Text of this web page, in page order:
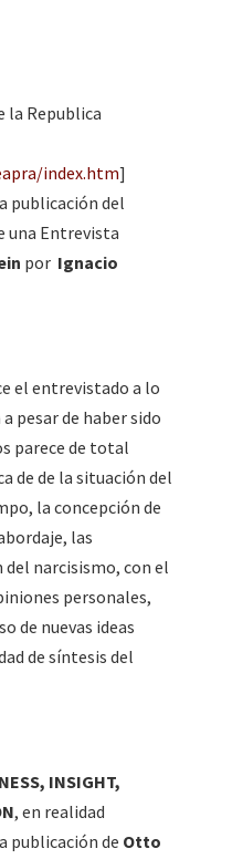
la Republica
index.htm]
publicación del
una Entrevista
por Ignacio
el entrevistado a lo
pesar de haber sido
parece de total
de de la situación del
la concepción de
las
del narcisismo, con el
personales,
de nuevas ideas
de síntesis del
INSIGHT,
, en realidad
publicación de Otto